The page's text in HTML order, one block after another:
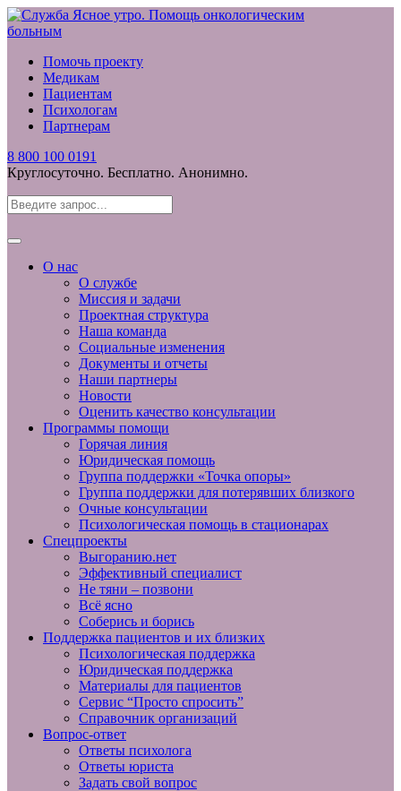
Помочь проекту
Медикам
Пациентам
Психологам
Партнерам
8 800 100 0191
Круглосуточно. Бесплатно. Анонимно.
О нас
О службе
Миссия и задачи
Проектная структура
Наша команда
Социальные изменения
Документы и отчеты
Наши партнеры
Новости
Оценить качество консультации
Программы помощи
Горячая линия
Юридическая помощь
Группа поддержки «Точка опоры»
Группа поддержки для потерявших близкого
Очные консультации
Психологическая помощь в стационарах
Спецпроекты
Выгоранию.нет
Эффективный специалист
Не тяни – позвони
Всё ясно
Соберись и борись
Поддержка пациентов и их близких
Психологическая поддержка
Юридическая поддержка
Материалы для пациентов
Сервис “Просто спросить”
Справочник организаций
Вопрос-ответ
Ответы психолога
Ответы юриста
Задать свой вопрос